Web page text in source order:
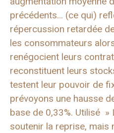
précédents… (ce qui)
répercussion retardée
les consommateurs
renégocient leurs
reconstituent leurs
testent leur pouvoir de
prévoyons une hausse
base de 0,33%. Utilisé
soutenir la reprise, mais